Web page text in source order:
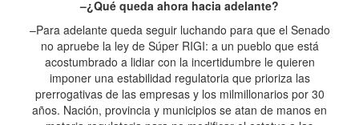
–¿Qué queda ahora hacia adelante?
–Para adelante queda seguir luchando para que el Senado
no apruebe la ley de Súper RIGI: a un pueblo que está
acostumbrado a lidiar con la incertidumbre le quieren
imponer una estabilidad regulatoria que prioriza las
prerrogativas de las empresas y los milmillonarios por 30
años. Nación, provincia y municipios se atan de manos en